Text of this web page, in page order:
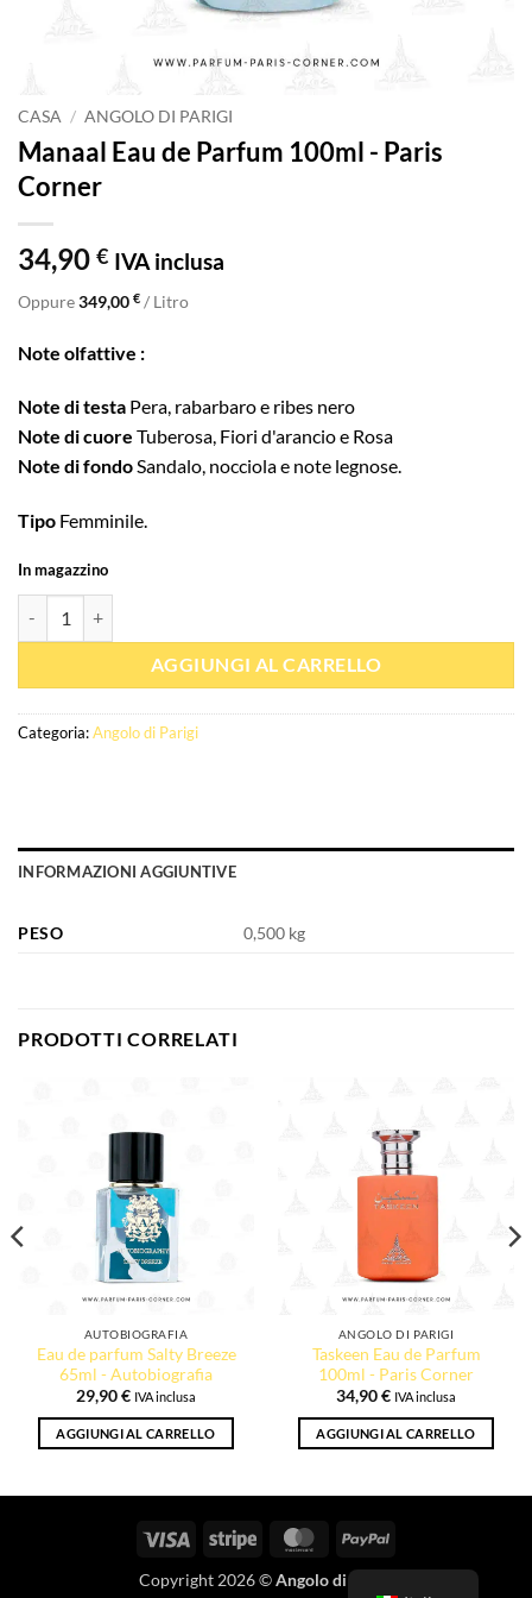
CASA / ANGOLO DI PARIGI
Manaal Eau de Parfum 100ml - Paris
Corner
34,90 € IVA inclusa
Oppure349,00 € / Litro
Note olfattive :
Note di testa Pera, rabarbaro e ribes nero
Note di cuore Tuberosa, Fiori d'arancio e Rosa
Note di fondoSandalo, nocciola e note legnose.
Tipo Femminile.
In magazzino
AGGIUNGI AL CARRELLO
Categoria:Angolo di Parigi
INFORMAZIONI AGGIUNTIVE
PESO 0,500 kg
PRODOTTI CORRELATI
AUTOBIOGRAFIA
Eau de parfum Salty Breeze
65ml - Autobiografia
29,90€ IVA inclusa
AGGIUNGI AL CARRELLO
ANGOLO DI PARIGI
Taskeen Eau de Parfum
100ml - Paris Corner
34,90€ IVA inclusa
AGGIUNGI AL CARRELLO
Visto Striscia MasterCardPayPal
Copyright 2026 ©Angolo di Parigi